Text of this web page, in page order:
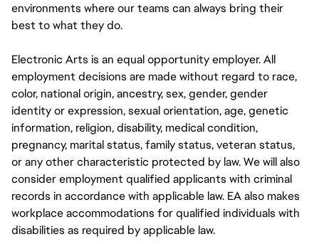
environments where our teams can always bring their
best to what they do.
Electronic Arts is an equal opportunity employer. All
employment decisions are made without regard to race,
color, national origin, ancestry, sex, gender, gender
identity or expression, sexual orientation, age, genetic
information, religion, disability, medical condition,
pregnancy, marital status, family status, veteran status,
or any other characteristic protected by law. We will also
consider employment qualified applicants with criminal
records in accordance with applicable law. EA also makes
workplace accommodations for qualified individuals with
disabilities as required by applicable law.